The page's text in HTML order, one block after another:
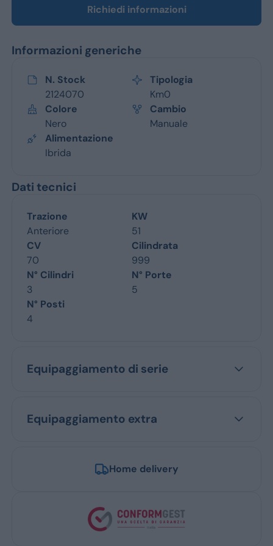
Richiedi informazioni
Informazioni generiche
N. Stock
2124070
Tipologia
Km0
Colore
Nero
Cambio
Manuale
Alimentazione
Ibrida
Dati tecnici
Trazione
Anteriore
KW
51
CV
70
Cilindrata
999
N° Cilindri
3
N° Porte
5
N° Posti
4
Equipaggiamento di serie
Equipaggiamento extra
Home delivery